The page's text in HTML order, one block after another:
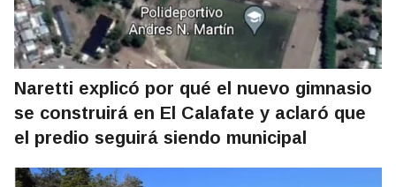
Naretti explicó por qué el nuevo gimnasio
se construirá en El Calafate y aclaró que
el predio seguirá siendo municipal